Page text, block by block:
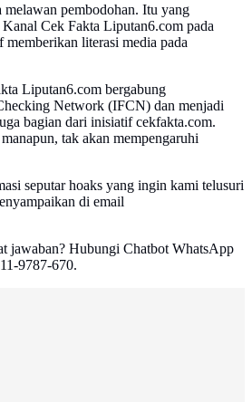
melawan pembodohan. Itu yang
Cek Fakta Liputan6.com pada
literasi media pada
Liputan6.com bergabung
Network (IFCN) dan menjadi
bagian dari inisiatif cekfakta.com.
tak akan mempengaruhi
seputar hoaks yang ingin kami telusuri
di email
jawaban? Hubungi Chatbot WhatsApp
9787-670.